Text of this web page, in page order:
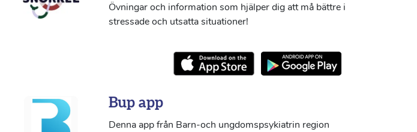
Övningar och information som hjälper dig att må bättre i
stressade och utsatta situationer!
Bup app
Denna app från Barn-och ungdomspsykiatrin region